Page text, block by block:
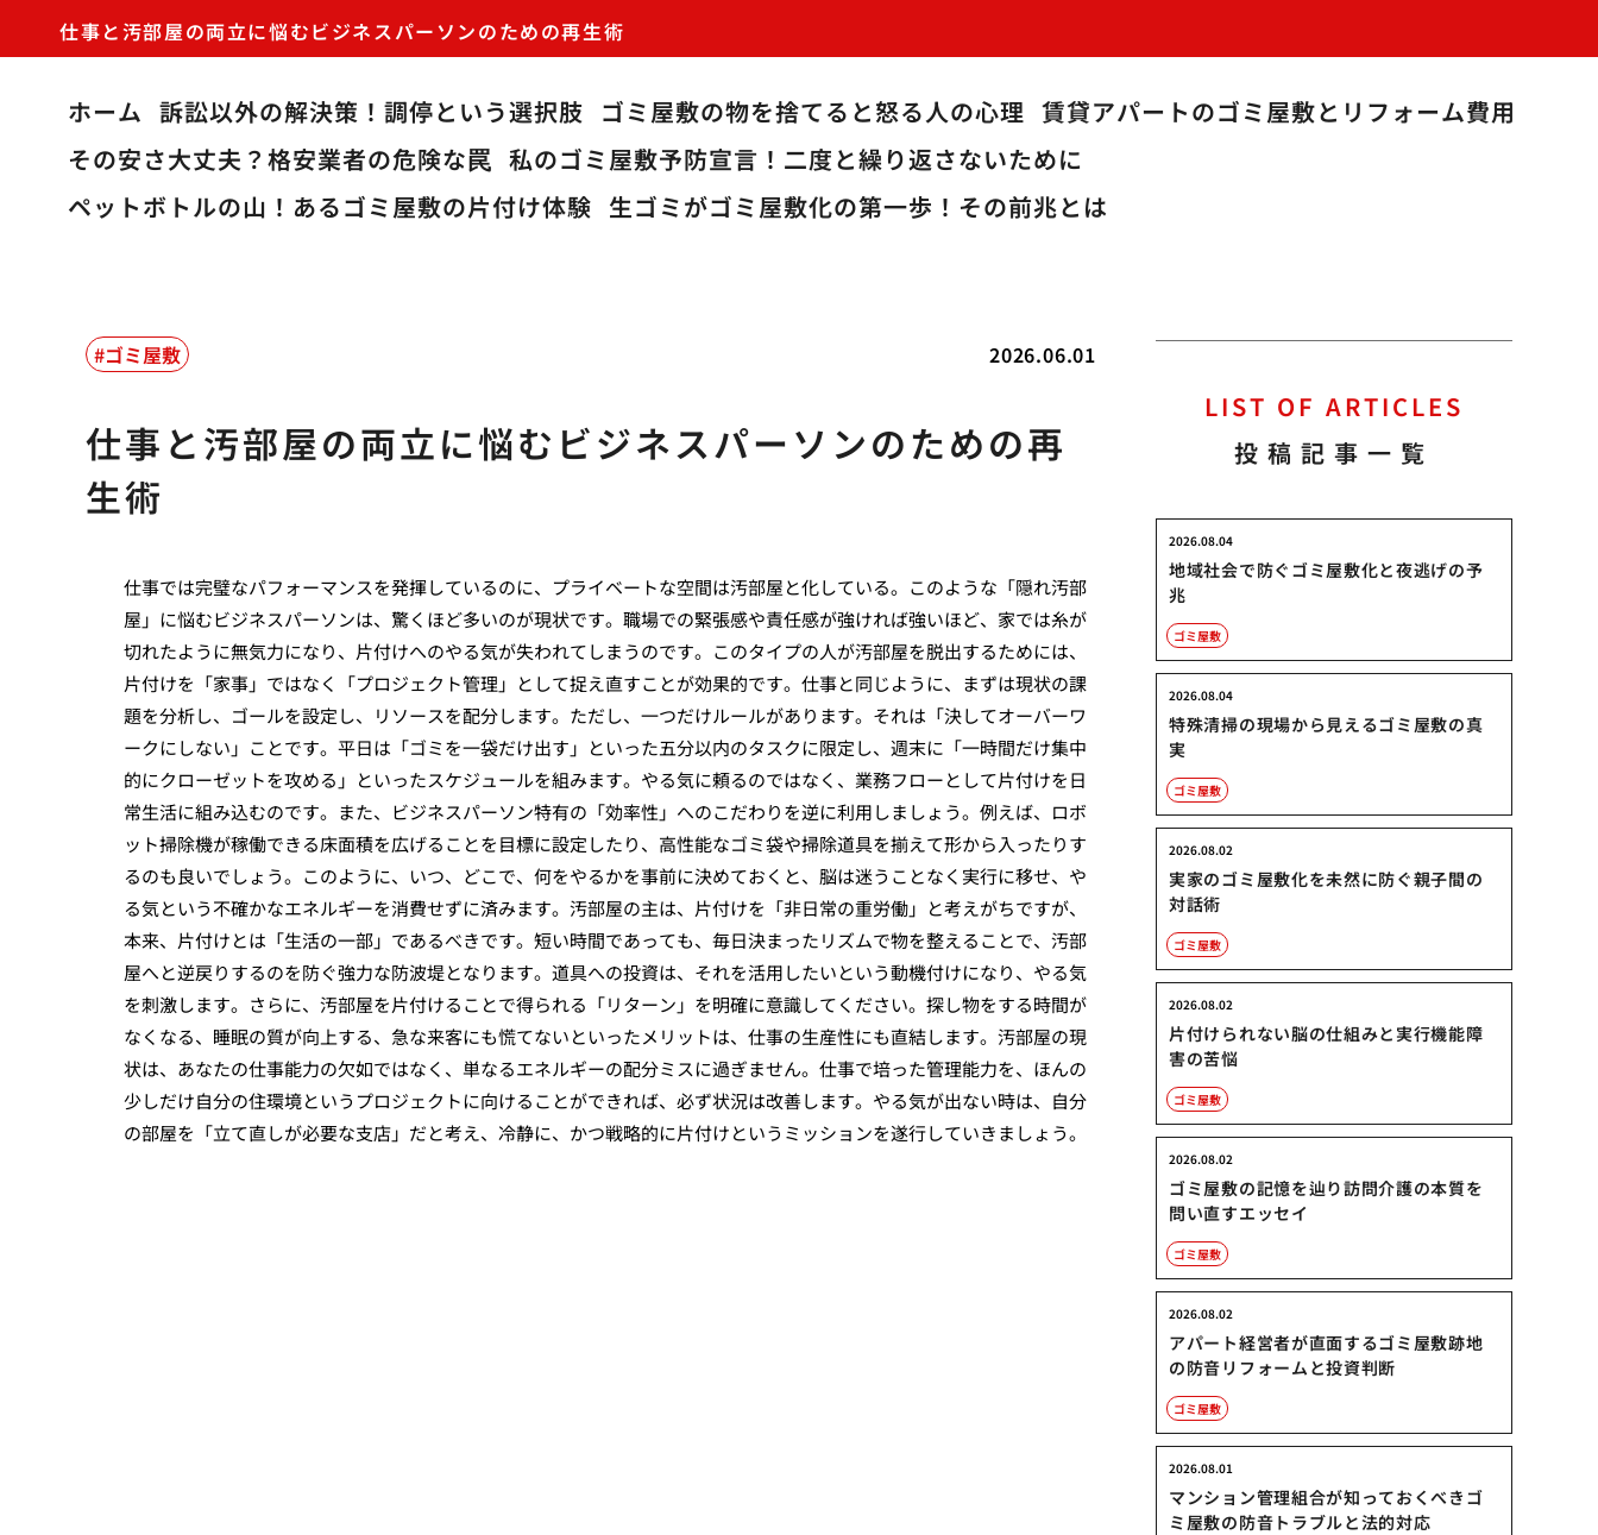
仕事と汚部屋の両立に悩むビジネスパーソンのための再生術
ホーム 訴訟以外の解決策！調停という選択肢 ゴミ屋敷の物を捨てると怒る人の心理 賃貸アパートのゴミ屋敷とリフォーム費用
その安さ大丈夫？格安業者の危険な罠 私のゴミ屋敷予防宣言！二度と繰り返さないために
ペットボトルの山！あるゴミ屋敷の片付け体験 生ゴミがゴミ屋敷化の第一歩！その前兆とは
2026.06.01
ゴミ屋敷
仕事と汚部屋の両立に悩むビジネスパーソンのための再
生術
仕事では完璧なパフォーマンスを発揮しているのに、プライベートな空間は汚部屋と化している。このような「隠れ汚部
屋」に悩むビジネスパーソンは、驚くほど多いのが現状です。職場での緊張感や責任感が強ければ強いほど、家では糸が
切れたように無気力になり、片付けへのやる気が失われてしまうのです。このタイプの人が汚部屋を脱出するためには、
片付けを「家事」ではなく「プロジェクト管理」として捉え直すことが効果的です。仕事と同じように、まずは現状の課
題を分析し、ゴールを設定し、リソースを配分します。ただし、一つだけルールがあります。それは「決してオーバーワ
ークにしない」ことです。平日は「ゴミを一袋だけ出す」といった五分以内のタスクに限定し、週末に「一時間だけ集中
的にクローゼットを攻める」といったスケジュールを組みます。やる気に頼るのではなく、業務フローとして片付けを日
常生活に組み込むのです。また、ビジネスパーソン特有の「効率性」へのこだわりを逆に利用しましょう。例えば、ロボ
ット掃除機が稼働できる床面積を広げることを目標に設定したり、高性能なゴミ袋や掃除道具を揃えて形から入ったりす
るのも良いでしょう。このように、いつ、どこで、何をやるかを事前に決めておくと、脳は迷うことなく実行に移せ、や
る気という不確かなエネルギーを消費せずに済みます。汚部屋の主は、片付けを「非日常の重労働」と考えがちですが、
本来、片付けとは「生活の一部」であるべきです。短い時間であっても、毎日決まったリズムで物を整えることで、汚部
屋へと逆戻りするのを防ぐ強力な防波堤となります。道具への投資は、それを活用したいという動機付けになり、やる気
を刺激します。さらに、汚部屋を片付けることで得られる「リターン」を明確に意識してください。探し物をする時間が
なくなる、睡眠の質が向上する、急な来客にも慌てないといったメリットは、仕事の生産性にも直結します。汚部屋の現
状は、あなたの仕事能力の欠如ではなく、単なるエネルギーの配分ミスに過ぎません。仕事で培った管理能力を、ほんの
少しだけ自分の住環境というプロジェクトに向けることができれば、必ず状況は改善します。やる気が出ない時は、自分
の部屋を「立て直しが必要な支店」だと考え、冷静に、かつ戦略的に片付けというミッションを遂行していきましょう。
LIST OF ARTICLES
投稿記事一覧
地域社会で防ぐゴミ屋敷化と夜逃げの予
兆
2026.08.04
ゴミ屋敷
特殊清掃の現場から見えるゴミ屋敷の真
実
2026.08.04
ゴミ屋敷
実家のゴミ屋敷化を未然に防ぐ親子間の
対話術
2026.08.02
ゴミ屋敷
片付けられない脳の仕組みと実行機能障
害の苦悩
2026.08.02
ゴミ屋敷
ゴミ屋敷の記憶を辿り訪問介護の本質を
問い直すエッセイ
2026.08.02
ゴミ屋敷
アパート経営者が直面するゴミ屋敷跡地
の防音リフォームと投資判断
2026.08.02
ゴミ屋敷
マンション管理組合が知っておくべきゴ
ミ屋敷の防音トラブルと法的対応
2026.08.01